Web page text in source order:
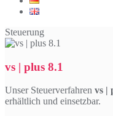
Steuerung
vs | plus 8.1
Unser Steuerverfahren vs |
erhältlich und einsetzbar.